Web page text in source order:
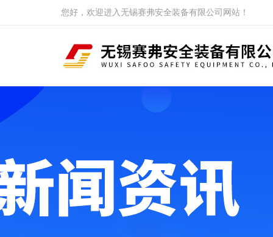
您好，欢迎进入无锡赛弗安全装备有限公司网站！